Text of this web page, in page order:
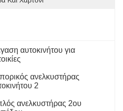
αυτοκινήτου για
ανελκυστήρας
2
ανελκυστήρας 2ου